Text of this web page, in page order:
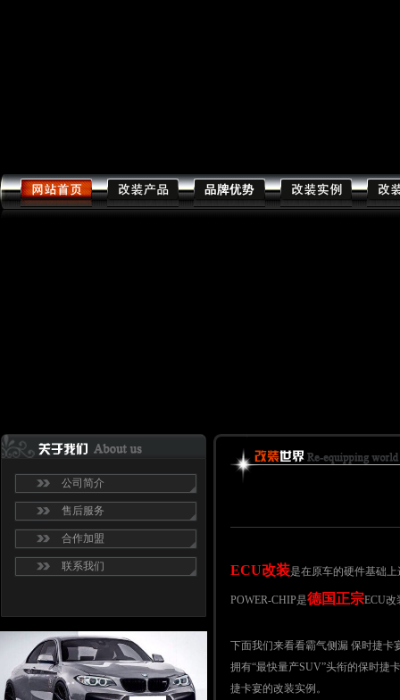
公司简介
售后服务
合作加盟
联系我们 ECU改装是在原车的硬件基础
POWER-CHIP是德国正宗ECU改
下面我们来看看霸气侧漏 保时捷卡
拥有“最快量产SUV”头衔的保时捷
捷卡宴的改装实例。